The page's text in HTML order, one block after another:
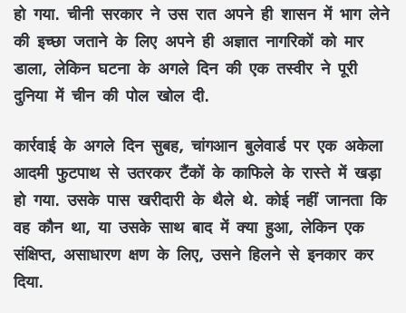
हो गया. चीनी सरकार ने उस रात अपने ही शासन में भाग लेने
की इच्छा जताने के लिए अपने ही अज्ञात नागरिकों को मार
डाला, लेकिन घटना के अगले दिन की एक तस्वीर ने पूरी
दुनिया में चीन की पोल खोल दी.
कार्रवाई के अगले दिन सुबह, चांगआन बुलेवार्ड पर एक अकेला
आदमी फुटपाथ से उतरकर टैंकों के काफिले के रास्ते में खड़ा
हो गया. उसके पास खरीदारी के थैले थे. कोई नहीं जानता कि
वह कौन था, या उसके साथ बाद में क्या हुआ, लेकिन एक
संक्षिप्त, असाधारण क्षण के लिए, उसने हिलने से इनकार कर
दिया.